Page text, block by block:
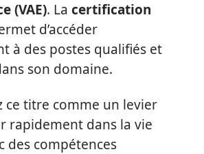
(VAE). La certification
d’accéder
à des postes qualifiés et
son domaine.
ce titre comme un levier
rapidement dans la vie
des compétences